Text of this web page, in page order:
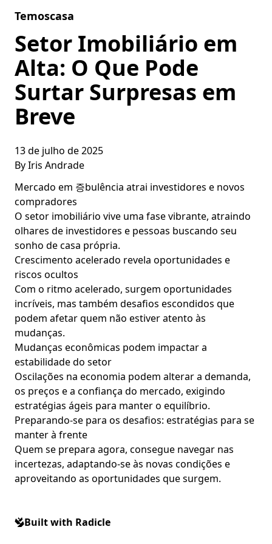
Temoscasa
Setor Imobiliário em
Alta: O Que Pode
Surtar Surpresas em
Breve
13 de julho de 2025
ByIris Andrade
Mercado em 증bulência atrai investidores e novos
compradores
O setor imobiliário vive uma fase vibrante, atraindo
olhares de investidores e pessoas buscando seu
sonho de casa própria.
Crescimento acelerado revela oportunidades e
riscos ocultos
Com o ritmo acelerado, surgem oportunidades
incríveis, mas também desafios escondidos que
podem afetar quem não estiver atento às
mudanças.
Mudanças econômicas podem impactar a
estabilidade do setor
Oscilações na economia podem alterar a demanda,
os preços e a confiança do mercado, exigindo
estratégias ágeis para manter o equilíbrio.
Preparando-se para os desafios: estratégias para se
manter à frente
Quem se prepara agora, consegue navegar nas
incertezas, adaptando-se às novas condições e
aproveitando as oportunidades que surgem.
Built with Radicle